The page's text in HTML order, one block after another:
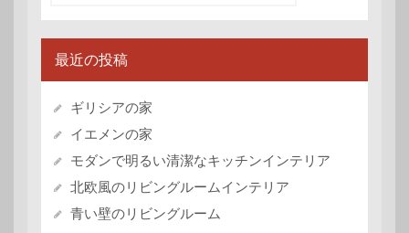
最近の投稿
ギリシアの家
イエメンの家
モダンで明るい清潔なキッチンインテリア
北欧風のリビングルームインテリア
青い壁のリビングルーム